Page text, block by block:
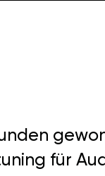
für